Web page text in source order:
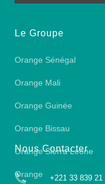
Le Groupe
Orange Sénégal
Orange Mali
Orange Guinée
Orange Bissau
Orange Sierra Leone
Orange
Nous Contacter
+221 33 839 21